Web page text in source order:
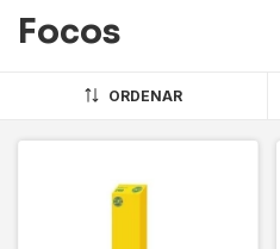
Focos
ORDENAR